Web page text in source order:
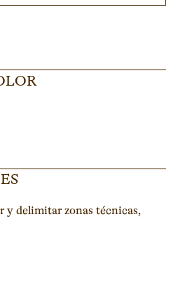
y delimitar zonas técnicas,